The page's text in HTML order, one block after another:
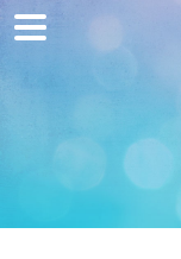
Home
Entwicklung